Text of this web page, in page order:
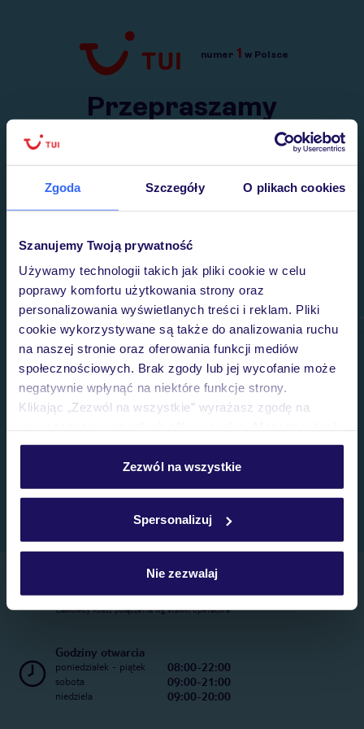
Zgoda Szczegóły O plikach cookies
Szanujemy Twoją prywatność
Używamy technologii takich jak pliki cookie w celu
poprawy komfortu użytkowania strony oraz
personalizowania wyświetlanych treści i reklam. Pliki
cookie wykorzystywane są także do analizowania ruchu
na naszej stronie oraz oferowania funkcji mediów
społecznościowych. Brak zgody lub jej wycofanie może
negatywnie wpłynąć na niektóre funkcje strony.
Klikając „Zezwól na wszystkie” wyrażasz zgodę na
personalizować swój wybór wchodząc w zakładkę
Szczegółowe informacje o plikach cookie znajdziesz
Zezwól na wszystkie
Spersonalizuj
Nie zezwalaj
Przejdź do TUI.pl
numer 1 w Polsce
Przepraszamy
Wysłaliśmy nasz serwis na krótkie wakacje.
Telefoniczne Centrum Rezerwacji
22 270 31 20
Całkowity koszt połączenia wg stawki operatora
Godziny otwarcia
poniedziałek - piątek 08:00-22:00
sobota 09:00-21:00
niedziela 09:00-20:00